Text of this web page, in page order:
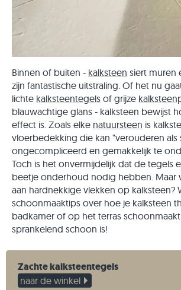
Binnen of buiten - kalksteen siert muren
zijn fantastische uitstraling. Of het nu
lichte kalksteentegels of grijze
blauwachtige glans - kalksteen bewijst
effect is. Zoals elke natuursteen is
vloerbedekking die kan "verouderen als
ongecompliceerd en gemakkelijk te
Toch is het onvermijdelijk dat de tegels
beetje onderhoud nodig hebben. Maar
aan hardnekkige vlekken op kalksteen?
schoonmaaktips over hoe je kalksteen
badkamer of op het terras
sprankelend schoon is!
Zachte kalksteentegels
naar de winkel